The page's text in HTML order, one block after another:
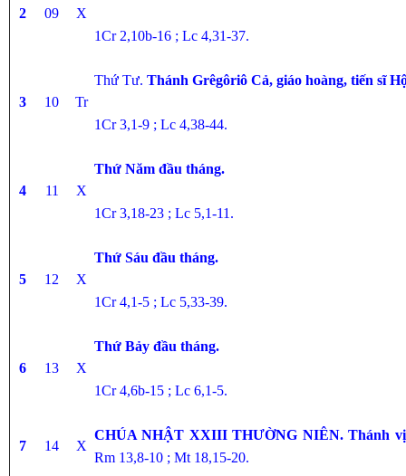
2 09 X
1Cr 2,10b-16 ; Lc 4,31-37.
3 10 Tr
Thứ Tư. Thánh Grêgôriô Cả, giáo hoàng, tiến sĩ
1Cr 3,1-9 ; Lc 4,38-44.
4 11 X
Thứ Năm đầu tháng.
1Cr 3,18-23 ; Lc 5,1-11.
5 12 X
Thứ Sáu đầu tháng.
1Cr 4,1-5 ; Lc 5,33-39.
6 13 X
Thứ Bảy đầu tháng.
1Cr 4,6b-15 ; Lc 6,1-5.
7 14 X
CHÚA NHẬT XXIII THƯỜNG NIÊN. Thánh
Rm 13,8-10 ; Mt 18,15-20.